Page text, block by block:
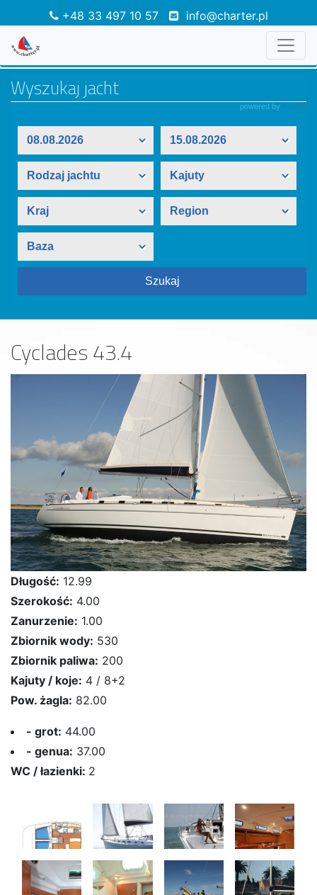
+48 33 497 10 57 info@charter.pl
Cyclades 43.4
Długość: 12.99
Szerokość: 4.00
Zanurzenie: 1.00
Zbiornik wody: 530
Zbiornik paliwa: 200
Kajuty / koje: 4 / 8+2
Pow. żagla: 82.00
- grot: 44.00
- genua: 37.00
WC / łazienki: 2